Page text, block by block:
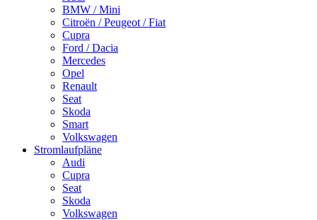
BMW / Mini
Citroën / Peugeot / Fiat
Cupra
Ford / Dacia
Mercedes
Opel
Renault
Seat
Skoda
Smart
Volkswagen
Stromlaufpläne
Audi
Cupra
Seat
Skoda
Volkswagen